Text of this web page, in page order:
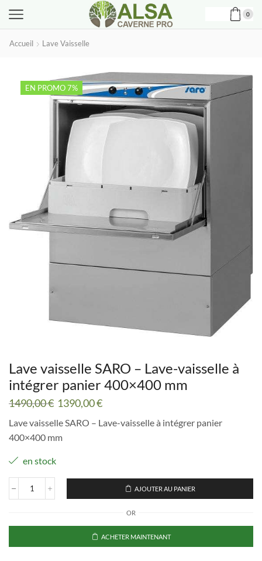
0
Accueil Lave Vaisselle
EN PROMO 7%
Lave vaisselle SARO – Lave-vaisselle à
intégrer panier 400×400 mm
1490,00€ Le
initial
était :
1390,00€Le
actuel
Lave vaisselle SARO – Lave-vaisselle à intégrer panier
400×400 mm
en stock
quantité
vaisselle
-
AJOUTER AU PANIER
OR
ACHETER MAINTENANT